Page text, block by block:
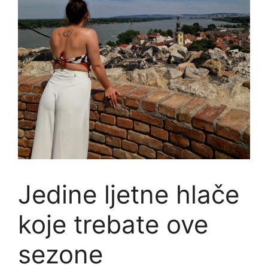
Jedine ljetne hlače
koje trebate ove
sezone